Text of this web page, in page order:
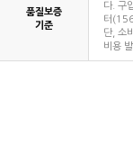
품질보증
기준
다. 구
터
단, 소
비용